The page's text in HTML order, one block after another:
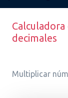
decimales
Multiplicar